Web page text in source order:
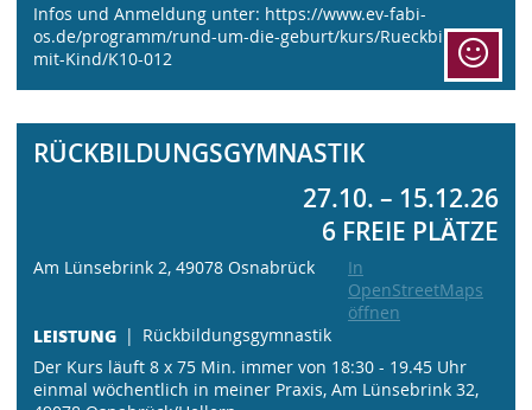
Infos und Anmeldung unter: https://www.ev-fabi-
os.de/programm/rund-um-die-geburt/kurs/Rueckbildung-
mit-Kind/K10-012
RÜCKBILDUNGSGYMNASTIK
27.10. – 15.12.26
6 FREIE PLÄTZE
Am Lünsebrink 2, 49078 Osnabrück
In
OpenStreetMaps
öffnen
LEISTUNG
Rückbildungsgymnastik
Der Kurs läuft 8 x 75 Min. immer von 18:30 - 19.45 Uhr
einmal wöchentlich in meiner Praxis, Am Lünsebrink 32,